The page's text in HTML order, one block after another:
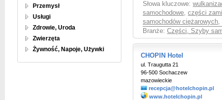
Przemysł
Usługi
Zdrowie, Uroda
Zwierzęta
Żywność, Napoje, Używki
Słowa kluczowe:
samochodowe, części
samochodów ciężarowych,
Branże: Części, Szyby
CHOPIN Hotel
ul. Traugutta 21
96-500 Sochaczew
mazowieckie
recepcja@hotelchopin.pl
www.hotelchopin.pl